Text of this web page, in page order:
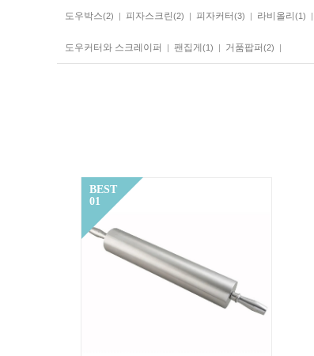
도우박스(2) 피자스크린(2) 피자커터(3) 라비올리 (1)
도우커터와 스크레이퍼 팬집게 (1) 거품팝퍼(2)
BEST
01